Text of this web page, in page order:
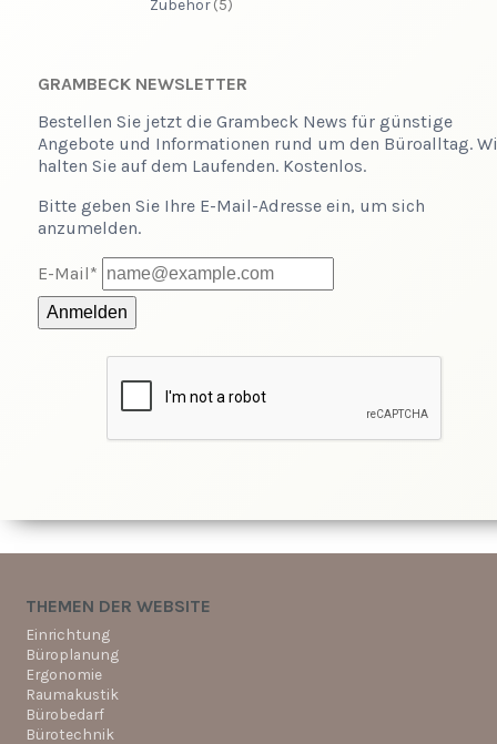
Zubehör (5)
GRAMBECK NEWSLETTER
Bestellen Sie jetzt die Grambeck News für günstige
Angebote und Informationen rund um den Büroalltag.
halten Sie auf dem Laufenden. Kostenlos.
Bitte geben Sie Ihre E-Mail-Adresse ein, um sich
anzumelden.
E-Mail*
Anmelden
THEMEN DER WEBSITE
Einrichtung
Büroplanung
Ergonomie
Raumakustik
Bürobedarf
Bürotechnik